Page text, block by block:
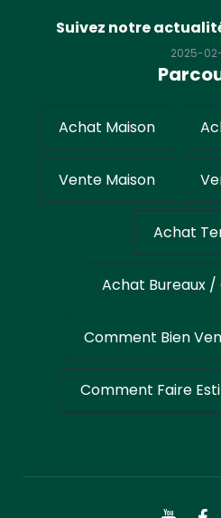
Suivez notre
2025-
Achat Maison
Vente Maison
Achat
Achat Bureaux
Comment Bien
Comment Faire